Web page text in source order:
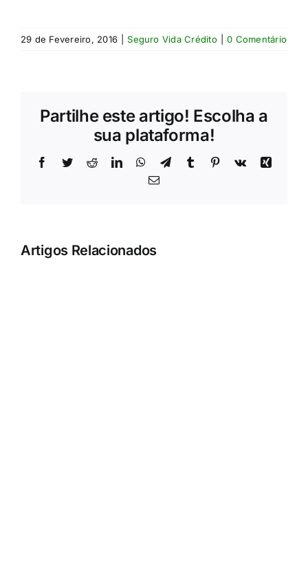
29 de Fevereiro, 2016 Seguro Vida Crédito 0 Comentário
Partilhe este artigo! Escolha a
sua plataforma!
Facebook
TwitterRedditLinkedInWhatsApp
TelegramTumblr Pinterest
Vk
Xing
Email
Artigos Relacionados